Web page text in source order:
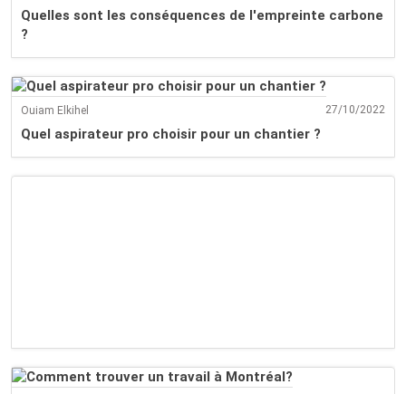
Quelles sont les conséquences de l'empreinte carbone
?
Ouiam Elkihel 27/10/2022
Quel aspirateur pro choisir pour un chantier ?